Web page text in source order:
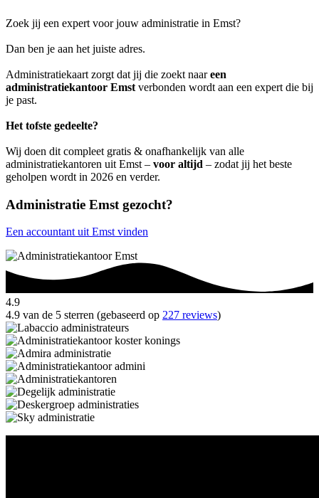
Zoek jij een expert voor jouw administratie in Emst?
Dan ben je aan het juiste adres.
Administratiekaart zorgt dat jij die zoekt naareen
administratiekantoor Emst verbonden wordt aan een expert die bij
je past.
Het tofste gedeelte?
Wij doen dit compleet gratis & onafhankelijk van alle
administratiekantoren uit Emst – voor altijd – zodat jij het beste
geholpen wordt in 2026 en verder.
Administratie Emst gezocht?
Een accountant uit Emst vinden
4.9
4.9 van de 5 sterren (gebaseerd op 227 reviews)